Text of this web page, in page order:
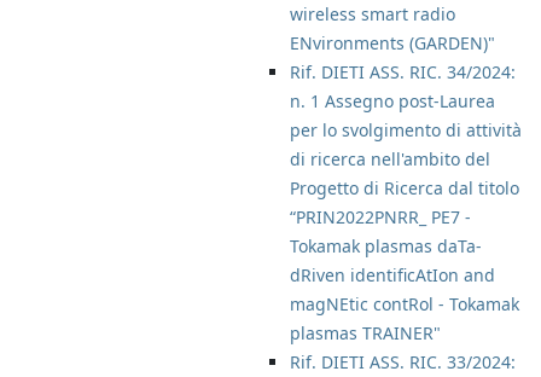
wireless smart radio
ENvironments (GARDEN)"
Rif. DIETI ASS. RIC. 34/2024:
n. 1 Assegno post-Laurea
per lo svolgimento di attività
di ricerca nell'ambito del
Progetto di Ricerca dal titolo
“PRIN2022PNRR_ PE7 -
Tokamak plasmas daTa-
dRiven identificAtIon and
magNEtic contRol - Tokamak
plasmas TRAINER"
Rif. DIETI ASS. RIC. 33/2024: